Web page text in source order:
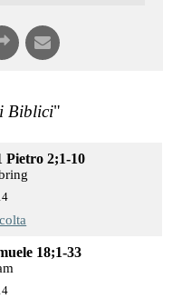
Biblici"
Pietro 2;1-10
18;1-33